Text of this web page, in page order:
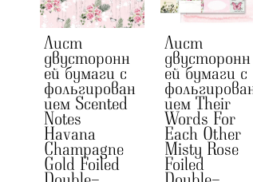
Лист
двусторонн
ей бумаги с
фольгирован
ием Scented
Notes
Havana
Champagne
Gold Foiled
Лист
двусторонн
ей бумаги с
ием Their
Words For
Each Other
Misty Rose
Foiled